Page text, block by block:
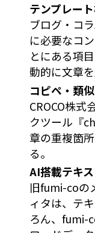
テンプレー
ブログ・コ
に必要なコ
とにある項
動的に文章を
コピペ・類
CROCO株式
クツール『
章の重複箇
る。
AI搭載テキ
旧fumi-coの
ィタは、テ
ろん、fumi-